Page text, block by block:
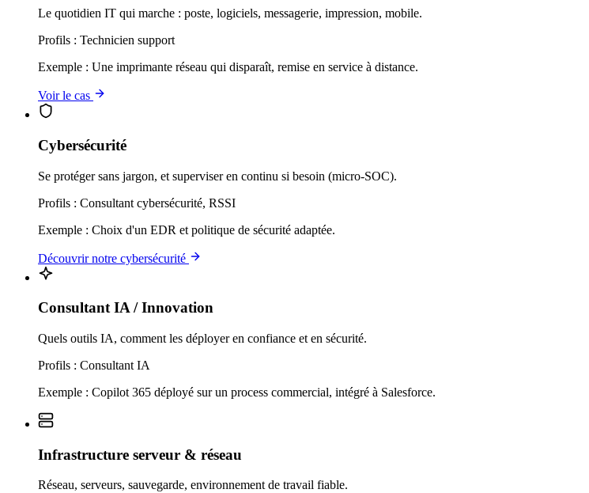
Le quotidien IT qui marche : poste, logiciels, messagerie, impression, mobile.
Profils : Technicien support
Exemple : Une imprimante réseau qui disparaît, remise en service à distance.
Voir le cas
Cybersécurité
Se protéger sans jargon, et superviser en continu si besoin (micro-SOC).
Profils : Consultant cybersécurité, RSSI
Exemple : Choix d'un EDR et politique de sécurité adaptée.
Découvrir notre cybersécurité
Consultant IA / Innovation
Quels outils IA, comment les déployer en confiance et en sécurité.
Profils : Consultant IA
Exemple : Copilot 365 déployé sur un process commercial, intégré à Salesforce.
Infrastructure serveur & réseau
Réseau, serveurs, sauvegarde, environnement de travail fiable.